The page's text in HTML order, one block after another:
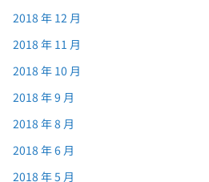
2018 年 12 月
2018 年 11 月
2018 年 10 月
2018 年 9 月
2018 年 8 月
2018 年 6 月
2018 年 5 月